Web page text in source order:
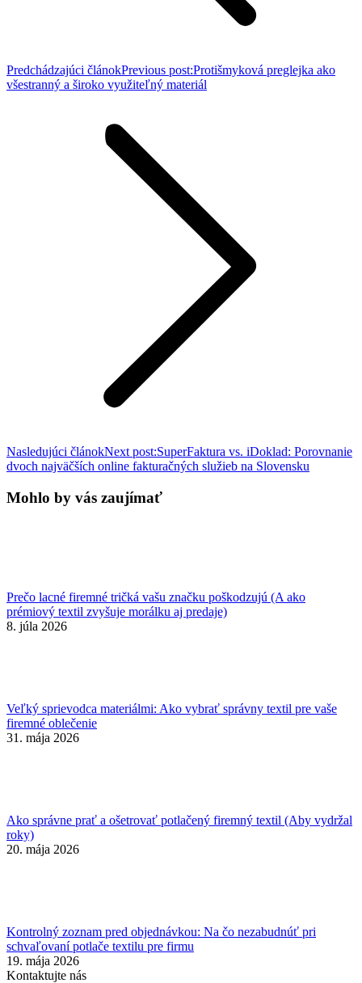
Predchádzajúci článokPrevious post:Protišmyková preglejka ako
všestranný a široko využiteľný materiál
Nasledujúci článokNext post:SuperFaktura vs. iDoklad: Porovnanie
dvoch najväčších online fakturačných služieb na Slovensku
Mohlo by vás zaujímať
Prečo lacné firemné tričká vašu značku poškodzujú (A ako
prémiový textil zvyšuje morálku aj predaje)
8. júla 2026
Veľký sprievodca materiálmi: Ako vybrať správny textil pre vaše
firemné oblečenie
31. mája 2026
Ako správne prať a ošetrovať potlačený firemný textil (Aby vydržal
roky)
20. mája 2026
Kontrolný zoznam pred objednávkou: Na čo nezabudnúť pri
schvaľovaní potlače textilu pre firmu
19. mája 2026
Kontaktujte nás